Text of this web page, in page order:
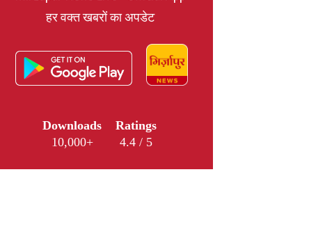
हर वक्त खबरों का अपडेट
Downloads
10,000+
Ratings
4.4 / 5